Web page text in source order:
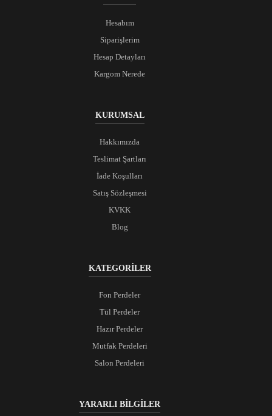
Hesabım
Siparişlerim
Hesap Detayları
Kargom Nerede
KURUMSAL
Hakkımızda
Teslimat Şartları
İade Koşulları
Satış Sözleşmesi
KVKK
Blog
KATEGORİLER
Fon Perdeler
Tül Perdeler
Hazır Perdeler
Mutfak Perdeleri
Salon Perdeleri
YARARLI BİLGİLER